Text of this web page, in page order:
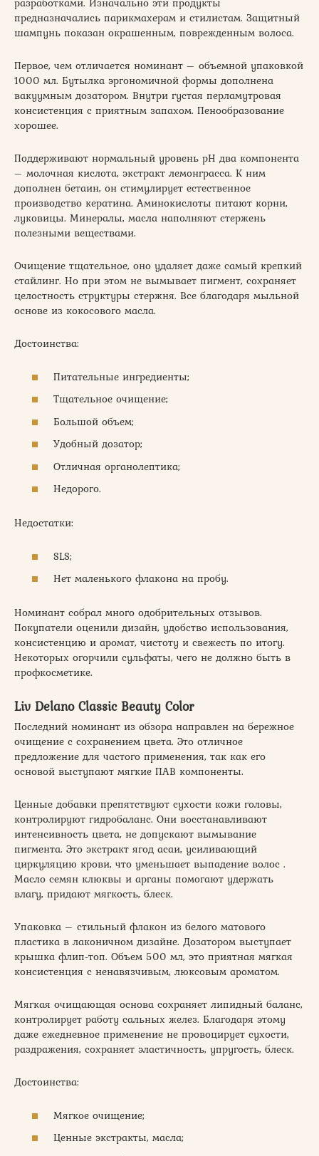
предназначались парикмахерам и стилистам. Защитный
шампунь показан окрашенным, поврежденным волоса.
Первое, чем отличается номинант – объемной упаковкой
1000 мл. Бутылка эргономичной формы дополнена
вакуумным дозатором. Внутри густая перламутровая
консистенция с приятным запахом. Пенообразование
хорошее.
Поддерживают нормальный уровень рН два компонента
– молочная кислота, экстракт лемонграсса. К ним
дополнен бетаин, он стимулирует естественное
производство кератина. Аминокислоты питают корни,
луковицы. Минералы, масла наполняют стержень
полезными веществами.
Очищение тщательное, оно удаляет даже самый крепкий
стайлинг. Но при этом не вымывает пигмент, сохраняет
целостность структуры стержня. Все благодаря мыльной
основе из кокосового масла.
Достоинства:
Питательные ингредиенты;
Тщательное очищение;
Большой объем;
Удобный дозатор;
Отличная органолептика;
Недорого.
Недостатки:
SLS;
Нет маленького флакона на пробу.
Номинант собрал много одобрительных отзывов.
Покупатели оценили дизайн, удобство использования,
консистенцию и аромат, чистоту и свежесть по итогу.
Некоторых огорчили сульфаты, чего не должно быть в
профкосметике.
Liv Delano Classic Beauty Color
Последний номинант из обзора направлен на бережное
очищение с сохранением цвета. Это отличное
предложение для частого применения, так как его
основой выступают мягкие ПАВ компоненты.
Ценные добавки препятствуют сухости кожи головы,
контролируют гидробаланс. Они восстанавливают
интенсивность цвета, не допускают вымывание
пигмента. Это экстракт ягод асаи, усиливающий
циркуляцию крови, что уменьшает выпадение волос .
Масло семян клюквы и арганы помогают удержать
влагу, придают мягкость, блеск.
Упаковка – стильный флакон из белого матового
пластика в лаконичном дизайне. Дозатором выступает
крышка флип-топ. Объем 500 мл, это приятная мягкая
консистенция с ненавязчивым, люксовым ароматом.
Мягкая очищающая основа сохраняет липидный баланс,
контролирует работу сальных желез. Благодаря этому
даже ежедневное применение не провоцирует сухости,
раздражения, сохраняет эластичность, упругость, блеск.
Достоинства:
Мягкое очищение;
Ценные экстракты, масла;